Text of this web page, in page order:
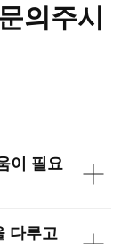
의주시
이 필요
다루고